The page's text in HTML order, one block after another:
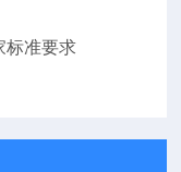
标准要求